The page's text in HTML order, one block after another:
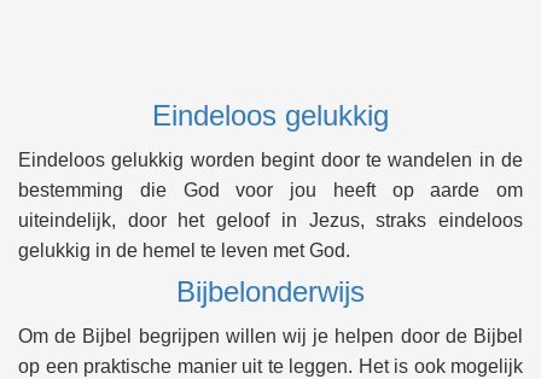
Eindeloos gelukkig
Eindeloos gelukkig worden begint door te wandelen in de
bestemming die God voor jou heeft op aarde om
uiteindelijk, door het geloof in Jezus, straks eindeloos
gelukkig in de hemel te leven met God.
Bijbelonderwijs
Om de Bijbel begrijpen willen wij je helpen door de Bijbel
op een praktische manier uit te leggen. Het is ook mogelijk